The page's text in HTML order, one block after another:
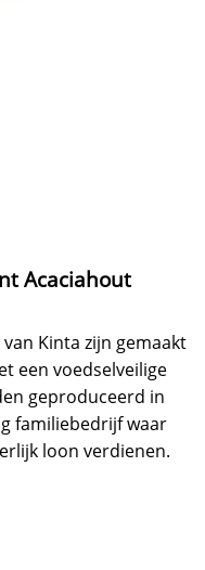
Acaciahout
Kinta zijn gemaakt
een voedselveilige
geproduceerd in
familiebedrijf waar
loon verdienen.